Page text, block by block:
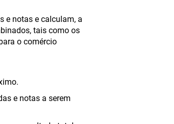
e notas e calculam, a
tais como os
o comércio
e notas a serem